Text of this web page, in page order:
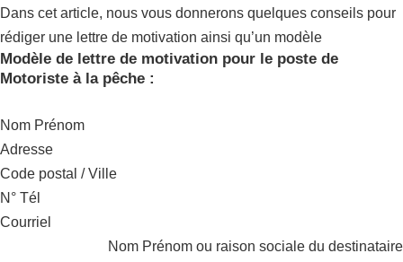
Dans cet article, nous vous donnerons quelques conseils pour
rédiger une lettre de motivation ainsi qu’un modèle
Modèle de lettre de motivation pour le poste de
Motoriste à la pêche :
Nom Prénom
Adresse
Code postal / Ville
N° Tél
Courriel
Nom Prénom ou raison sociale du destinataire